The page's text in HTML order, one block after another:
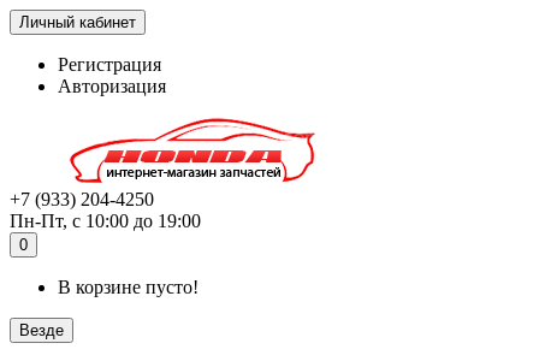
Личный кабинет
Регистрация
Авторизация
+7 (933) 204-4250
Пн-Пт, с 10:00 до 19:00
0
В корзине пусто!
Везде